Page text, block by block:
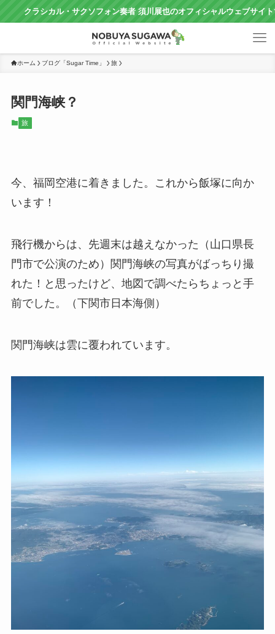
シカル・サクソフォン奏者 須川展也のオフィシャルウェブサイトです
ホーム ブログ「Sugar Time」 旅
関門海峡？
旅
今、福岡空港に着きました。これから飯塚に向か
います！
飛行機からは、先週末は越えなかった（山口県長
門市で公演のため）関門海峡の写真がばっちり撮
れた！と思ったけど、地図で調べたらちょっと手
前でした。（下関市日本海側）
関門海峡は雲に覆われています。